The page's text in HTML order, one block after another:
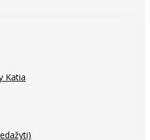
Katia